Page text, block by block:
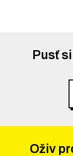
Pusť
Oživ